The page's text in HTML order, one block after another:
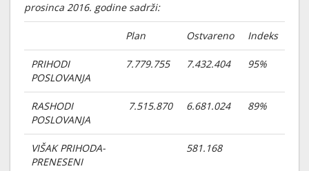
prosinca 2016. godine sadrži:
Plan Ostvareno Indeks
PRIHODI
POSLOVANJA
7.779.755 7.432.404 95%
RASHODI
POSLOVANJA
7.515.870 6.681.024 89%
VIŠAK PRIHODA-
PRENESENI
581.168